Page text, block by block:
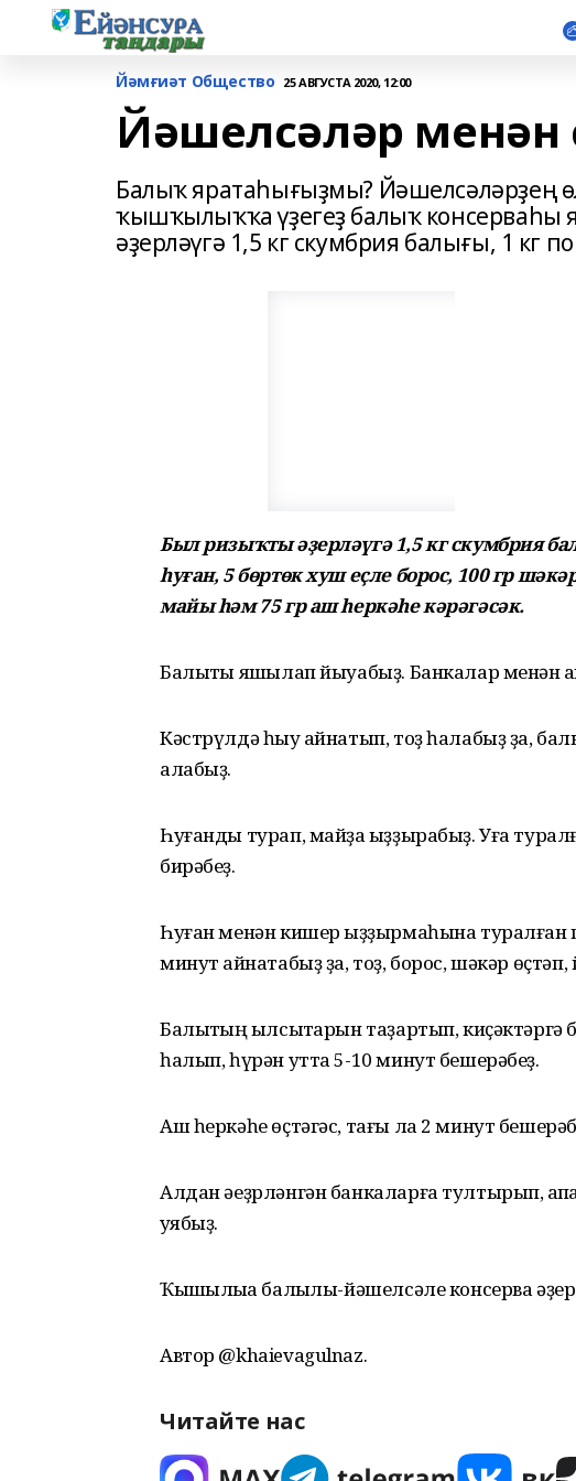
Йәмғиәт Общество 25 АВГУСТА 2020, 12:00
Йәшелсәләр менән
Балыҡ яратаһығыҙмы? Йәшелсәләрҙең
ҡышҡылыҡҡа үҙегеҙ балыҡ
әҙерләүгә 1,5 кг скумбрия балығы, 1 кг
Был ризыҡты әҙерләүгә 1,5 кг скумбрия
һуған, 5 бөртөк хуш еҫле борос, 100 гр
майы һәм 75 гр аш һеркәһе кәрәгәсәк.
Балыҡты яҡшылап йыуабыҙ. Банкалар менән
Кәстрүлдә һыу ҡайнатып, тоҙ һалабыҙ ҙа,
алабыҙ.
Һуғанды турап, майҙа ҡыҙҙырабыҙ. Уға
бирәбеҙ.
Һуған менән кишер ҡыҙҙырмаһына туралған
минут ҡайнатабыҙ ҙа, тоҙ, борос, шәкәр
Балыҡтың ҡылсыҡтарын таҙартып,
һалып, һүрән утта 5-10 минут бешерәбеҙ.
Аш һеркәһе өҫтәгәс, тағы ла 2 минут
Алдан әеҙрләнгән банкаларға тултырып,
ҡуябыҙ.
Ҡышҡылыҡҡа балыҡлы-йәшелсәле консерва
Автор @khaievagulnaz.
Читайте нас